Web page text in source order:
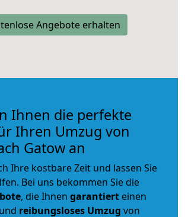
Angebote erhalten
Ihnen die perfekte
Ihren Umzug von
Gatow an
Ihre kostbare Zeit und lassen Sie
Bei uns bekommen Sie die
, die Ihnen garantiert einen
und reibungsloses Umzug von